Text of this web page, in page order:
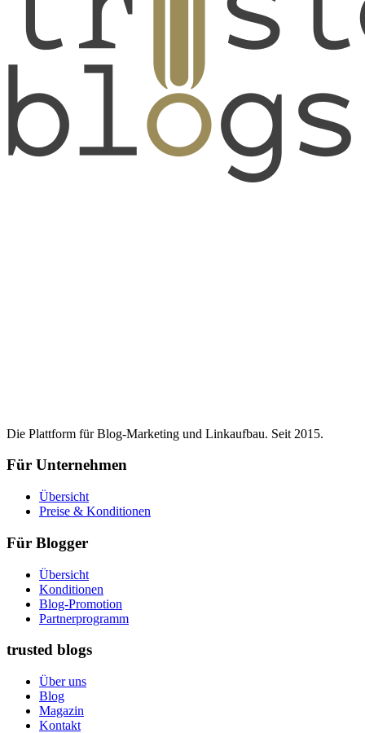
Die Plattform für Blog-Marketing und Linkaufbau. Seit 2015.
Für Unternehmen
Übersicht
Preise & Konditionen
Für Blogger
Übersicht
Konditionen
Blog-Promotion
Partnerprogramm
trusted blogs
Über uns
Blog
Magazin
Kontakt